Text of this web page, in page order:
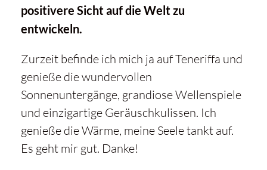
positivere Sicht auf die Welt zu
entwickeln.
Zurzeit befinde ich mich ja auf Teneriffa und
genieße die wundervollen
Sonnenuntergänge, grandiose Wellenspiele
und einzigartige Geräuschkulissen. Ich
genieße die Wärme, meine Seele tankt auf.
Es geht mir gut. Danke!